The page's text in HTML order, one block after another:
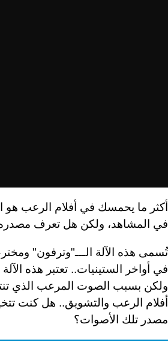
أكثر ما يحمسك في أفلام الرعب
في المشاهد، ولكن هل تعرف
تُسمى هذه الآلة الـــ"وترفون"
في أواخر الستينيات.. تعتبر هذه
ولكن بسبب الصوت المرعب الذي
أفلام الرعب والتشويق.. هل كنت
مصدر تلك الأصوات؟